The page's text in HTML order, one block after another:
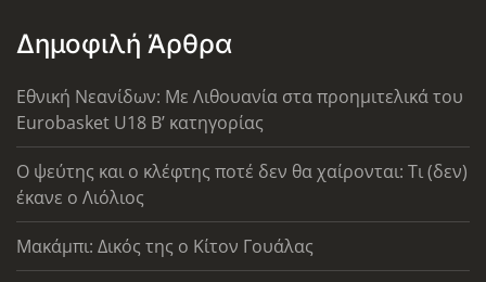
Δημοφιλή Άρθρα
Εθνική Νεανίδων: Με Λιθουανία στα προημιτελικά του
Eurobasket U18 Β’ κατηγορίας
Ο ψεύτης και ο κλέφτης ποτέ δεν θα χαίρονται: Τι (δεν)
έκανε ο Λιόλιος
Μακάμπι: Δικός της ο Κίτον Γουάλας